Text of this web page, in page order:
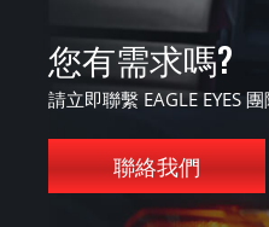
您有需求嗎?
請立即聯繫 EAGLE EYES 團
聯絡我們